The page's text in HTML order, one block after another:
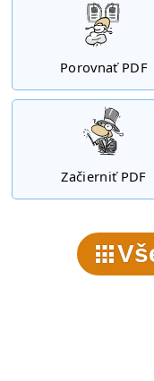
Porovnať PDF
Začierniť PDF